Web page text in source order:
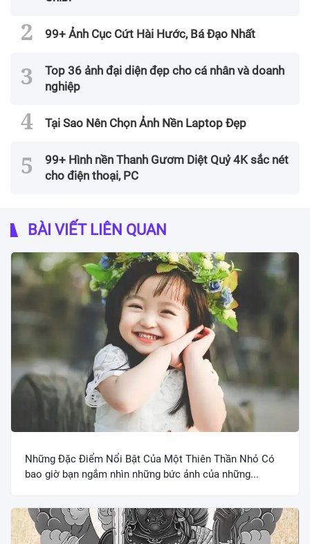
99+ Ảnh Cục Cứt Hài Hước, Bá Đạo Nhất
Top 36 ảnh đại diện đẹp cho cá nhân và doanh
nghiệp
Tại Sao Nên Chọn Ảnh Nền Laptop Đẹp
99+ Hình nền Thanh Gươm Diệt Quỷ 4K sắc nét
cho điện thoại, PC
BÀI VIẾT LIÊN QUAN
Những Đặc Điểm Nổi Bật Của Một Thiên Thần Nhỏ Có
bao giờ bạn ngắm nhìn những bức ảnh của những...